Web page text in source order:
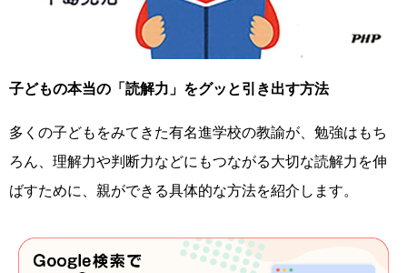
子どもの本当の「読解力」をグッと引き出す方法
多くの子どもをみてきた有名進学校の教諭が、勉強はもち
ろん、理解力や判断力などにもつながる大切な読解力を伸
ばすために、親ができる具体的な方法を紹介します。